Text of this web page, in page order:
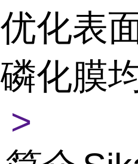
优化表
磷化膜
>